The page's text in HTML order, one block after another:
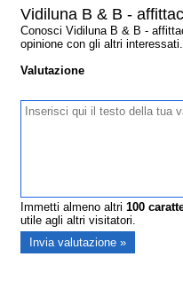
Vidiluna B & B -
Conosci Vidiluna B & B -
opinione con gli altri interessati.
Valutazione
Immetti almeno altri100
utile agli altri visitatori.